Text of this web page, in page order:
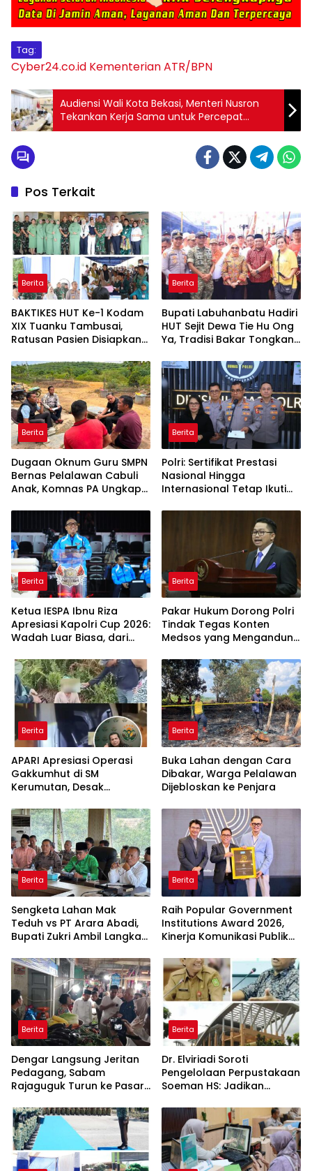
Tag:
Cyber24.co.id Kementerian ATR/BPN
Audiensi Wali Kota Bekasi, Menteri Nusron
Tekankan Kerja Sama untuk Percepat
Sertifikasi Aset Pemkot
Pos Terkait
Berita
BAKTIKES HUT Ke-1 Kodam
XIX Tuanku Tambusai,
Ratusan Pasien Disiapkan
Berita
Bupati Labuhanbatu Hadiri
HUT Sejit Dewa Tie Hu Ong
Ya, Tradisi Bakar Tongkang
Berita
Dugaan Oknum Guru SMPN
Bernas Pelalawan Cabuli
Anak, Komnas PA Ungkap
Polres Sejak Juli
Berita
Polri: Sertifikat Prestasi
Nasional Hingga
Internasional Tetap Ikuti
Rekrutmen Polri
Berita
Ketua IESPA Ibnu Riza
Apresiasi Kapolri Cup 2026:
Wadah Luar Biasa, dari
Nasional
Berita
Pakar Hukum Dorong Polri
Tindak Tegas Konten
Medsos yang Mengandung
Berita
APARI Apresiasi Operasi
Gakkumhut di SM
Kerumutan, Desak
Jaringan Pembalak Liar
Berita
Buka Lahan dengan Cara
Dibakar, Warga Pelalawan
Dijebloskan ke Penjara
Berita
Sengketa Lahan Mak
Teduh vs PT Arara Abadi,
Bupati Zukri Ambil Langkah
Berita
Raih Popular Government
Institutions Award 2026,
Kinerja Komunikasi Publik
Kembali Diakui
Berita
Dengar Langsung Jeritan
Pedagang, Sabam
Rajaguguk Turun ke Pasar
Berita
Dr. Elviriadi Soroti
Pengelolaan Perpustakaan
Soeman HS: Jadikan
Kawah Candradimuka
Intelektual